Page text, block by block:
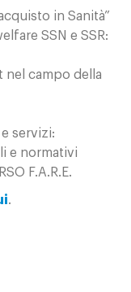
in Sanità”
SSN e SSR:
nel campo della
servizi:
e normativi
F.A.R.E.
.